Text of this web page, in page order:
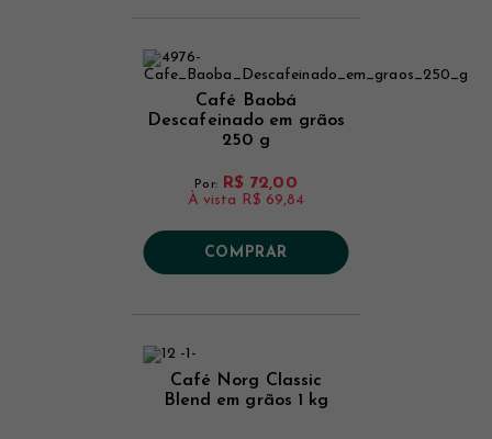
Café Baobá
Descafeinado em grãos
250 g
Por: R$ 72,00
À vista R$ 69,84
COMPRAR
Café Norg Classic
Blend em grãos 1 kg